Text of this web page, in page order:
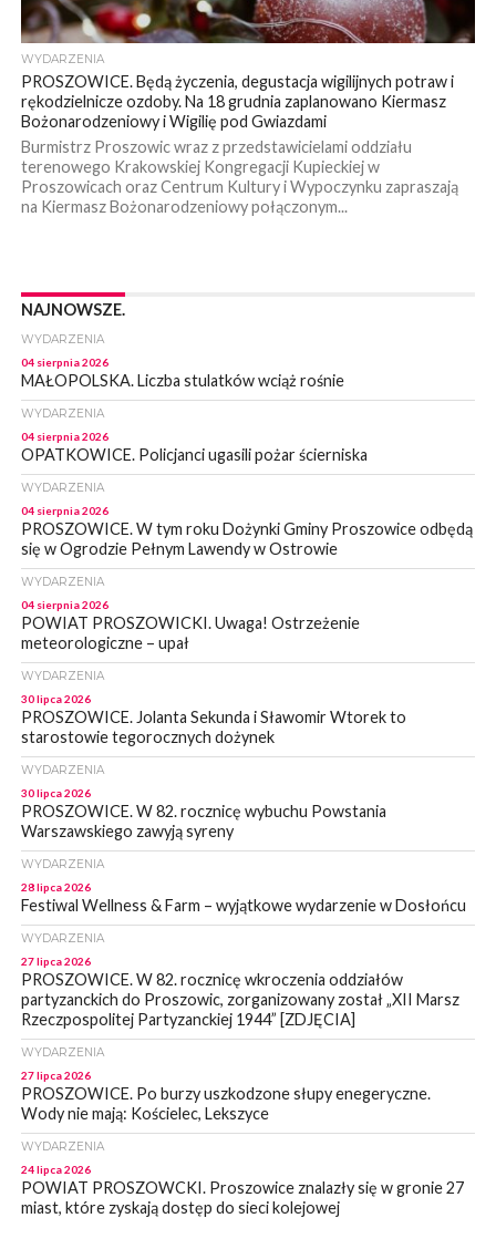
WYDARZENIA
PROSZOWICE. Będą życzenia, degustacja wigilijnych potraw i
rękodzielnicze ozdoby. Na 18 grudnia zaplanowano Kiermasz
Bożonarodzeniowy i Wigilię pod Gwiazdami
Burmistrz Proszowic wraz z przedstawicielami oddziału
terenowego Krakowskiej Kongregacji Kupieckiej w
Proszowicach oraz Centrum Kultury i Wypoczynku zapraszają
na Kiermasz Bożonarodzeniowy połączonym...
NAJNOWSZE.
WYDARZENIA
04 sierpnia 2026
MAŁOPOLSKA. Liczba stulatków wciąż rośnie
WYDARZENIA
04 sierpnia 2026
OPATKOWICE. Policjanci ugasili pożar ścierniska
WYDARZENIA
04 sierpnia 2026
PROSZOWICE. W tym roku Dożynki Gminy Proszowice odbędą
się w Ogrodzie Pełnym Lawendy w Ostrowie
WYDARZENIA
04 sierpnia 2026
POWIAT PROSZOWICKI. Uwaga! Ostrzeżenie
meteorologiczne – upał
WYDARZENIA
30 lipca 2026
PROSZOWICE. Jolanta Sekunda i Sławomir Wtorek to
starostowie tegorocznych dożynek
WYDARZENIA
30 lipca 2026
PROSZOWICE. W 82. rocznicę wybuchu Powstania
Warszawskiego zawyją syreny
WYDARZENIA
28 lipca 2026
Festiwal Wellness & Farm – wyjątkowe wydarzenie w Dosłońcu
WYDARZENIA
27 lipca 2026
PROSZOWICE. W 82. rocznicę wkroczenia oddziałów
partyzanckich do Proszowic, zorganizowany został „XII Marsz
Rzeczpospolitej Partyzanckiej 1944” [ZDJĘCIA]
WYDARZENIA
27 lipca 2026
PROSZOWICE. Po burzy uszkodzone słupy enegeryczne.
Wody nie mają: Kościelec, Lekszyce
WYDARZENIA
24 lipca 2026
POWIAT PROSZOWCKI. Proszowice znalazły się w gronie 27
miast, które zyskają dostęp do sieci kolejowej